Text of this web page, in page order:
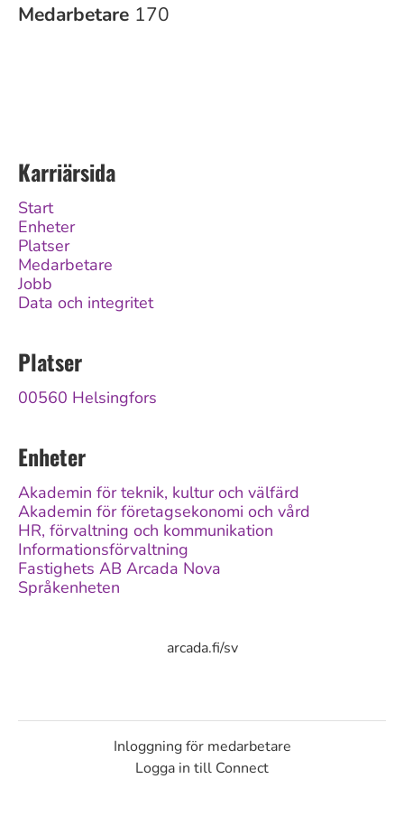
Medarbetare 170
Karriärsida
Start
Enheter
Platser
Medarbetare
Jobb
Data och integritet
Platser
00560 Helsingfors
Enheter
Akademin för teknik, kultur och välfärd
Akademin för företagsekonomi och vård
HR, förvaltning och kommunikation
Informationsförvaltning
Fastighets AB Arcada Nova
Språkenheten
arcada.fi/sv
Inloggning för medarbetare
Logga in till Connect